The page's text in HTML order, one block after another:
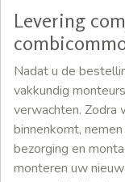
Levering
Nadat u de
vakkundig
verwachten. Zodra
binnenkomt,
bezorging en
monteren uw